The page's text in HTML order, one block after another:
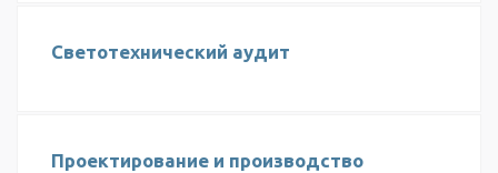
Светотехнический аудит
Проектирование и производство